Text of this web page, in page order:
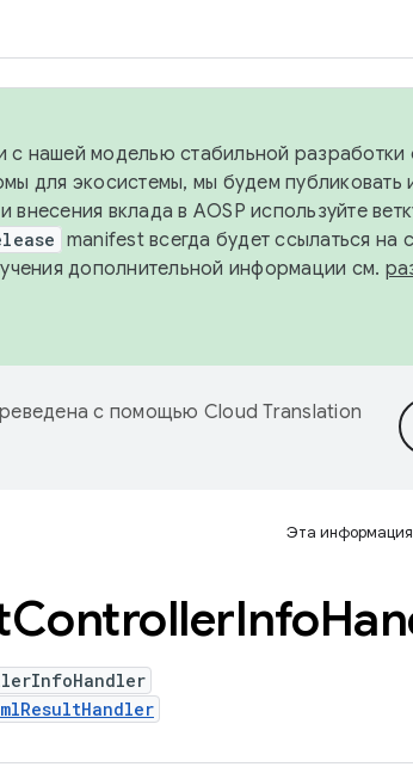
с нашей моделью стабильной разработки
для экосистемы, мы будем публиковать
вклада в AOSP используйте
manifest всегда будет ссылаться на
дополнительной информации см.
с помощью Cloud Translation
Эта информация
ControllerInfo